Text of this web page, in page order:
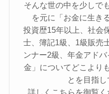
そんな世の中を少しで
を元に「お金に生き
投資歴15年以上、社会
士、簿記1級、1級販売
ンナー2級、年金アド
金」についてどこより
とを目指し
詳しくこちらを御覧く